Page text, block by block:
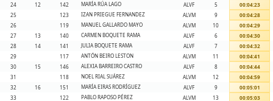
24
12 142 MARÍA RÚA LAGO ALVF 5
00:04:23
25
123 IZAN PRIEGUE FERNANDEZ ALVM 9
00:04:28
26
119 MANUEL GALLARDO MAYO ALVM 10
00:04:29
27
13 140 CARMEN BOQUETE RAMA ALVF 6
00:04:30
28
14 141 JULIA BOQUETE RAMA ALVF 7
00:04:32
29
117 ANTÓN BEIRO LESTON ALVM 11
00:04:41
30
15 146 ALEXIA BARREIRO CASTRO ALVF 8
00:04:44
31
118 NOEL RIAL SUÁREZ ALVM 12
00:04:59
32
16 151 MARÍA EIRAS RODRÍGUEZ ALVF 9
00:05:01
33
122 PABLO RAPOSO PÉREZ ALVM 13 00:05:03